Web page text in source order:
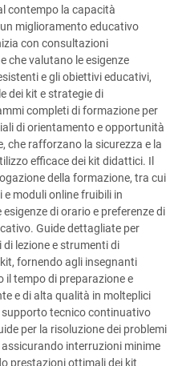
contempo la capacità
miglioramento educativo
con consultazioni
che valutano le esigenze
e gli obiettivi educativi,
dei kit e strategie di
completi di formazione per
di orientamento e opportunità
che rafforzano la sicurezza e la
efficace dei kit didattici. Il
della formazione, tra cui
moduli online fruibili in
di orario e preferenze di
Guide dettagliate per
lezione e strumenti di
fornendo agli insegnanti
il tempo di preparazione e
e di alta qualità in molteplici
supporto tecnico continuativo
per la risoluzione dei problemi
interruzioni minime
prestazioni ottimali dei kit